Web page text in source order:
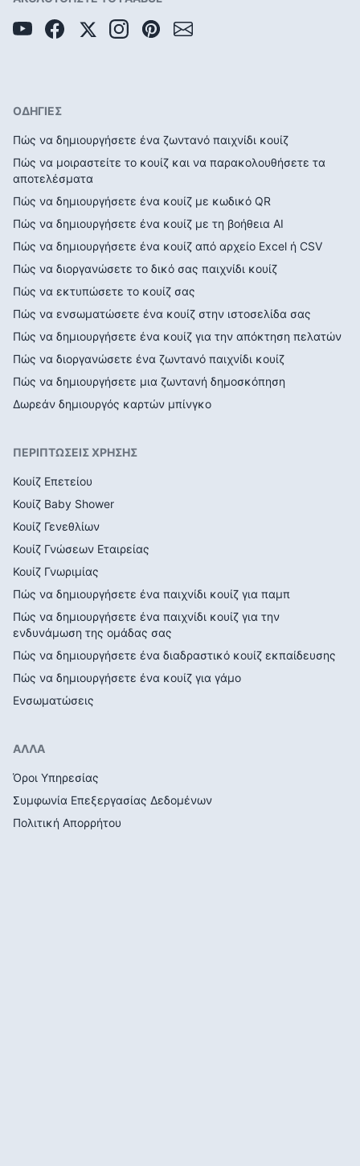
ΟΔΗΓΙΕΣ
Πώς να δημιουργήσετε ένα ζωντανό παιχνίδι κουίζ
Πώς να μοιραστείτε το κουίζ και να παρακολουθήσετε τα
αποτελέσματα
Πώς να δημιουργήσετε ένα κουίζ με κωδικό QR
Πώς να δημιουργήσετε ένα κουίζ με τη βοήθεια AI
Πώς να δημιουργήσετε ένα κουίζ από αρχείο Excel ή CSV
Πώς να διοργανώσετε το δικό σας παιχνίδι κουίζ
Πώς να εκτυπώσετε το κουίζ σας
Πώς να ενσωματώσετε ένα κουίζ στην ιστοσελίδα σας
Πώς να δημιουργήσετε ένα κουίζ για την απόκτηση πελατών
Πώς να διοργανώσετε ένα ζωντανό παιχνίδι κουίζ
Πώς να δημιουργήσετε μια ζωντανή δημοσκόπηση
Δωρεάν δημιουργός καρτών μπίνγκο
ΠΕΡΙΠΤΩΣΕΙΣ ΧΡΗΣΗΣ
Κουίζ Επετείου
Κουίζ Baby Shower
Κουίζ Γενεθλίων
Κουίζ Γνώσεων Εταιρείας
Κουίζ Γνωριμίας
Πώς να δημιουργήσετε ένα παιχνίδι κουίζ για παμπ
Πώς να δημιουργήσετε ένα παιχνίδι κουίζ για την
ενδυνάμωση της ομάδας σας
Πώς να δημιουργήσετε ένα διαδραστικό κουίζ εκπαίδευσης
Πώς να δημιουργήσετε ένα κουίζ για γάμο
Ενσωματώσεις
ΑΛΛΑ
Όροι Υπηρεσίας
Συμφωνία Επεξεργασίας Δεδομένων
Πολιτική Απορρήτου